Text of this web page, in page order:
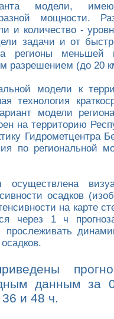
модели,
мощности.
и количество -
задачи и от
регионы
разрешением (до 20
модели к
технология
модели
на территорию
Гидрометцентра
по региональной
осадков
на карте
через 1 ч
прослеживать
данным
и 48 ч.